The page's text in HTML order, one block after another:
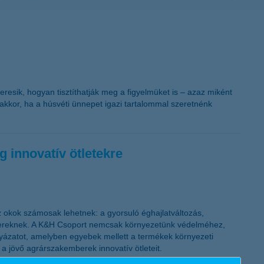
K&H e-kártyafelület
hogyan tisztíthatják meg a figyelmüket is – azaz miként
ha a húsvéti ünnepet igazi tartalommal szeretnénk
innovatív ötletekre
számosak lehetnek: a gyorsuló éghajlatváltozás,
A K&H Csoport nemcsak környezetünk védelméhez,
amelyben egyebek mellett a termékek környezeti
jövő agrárszakemberek innovatív ötleteit.